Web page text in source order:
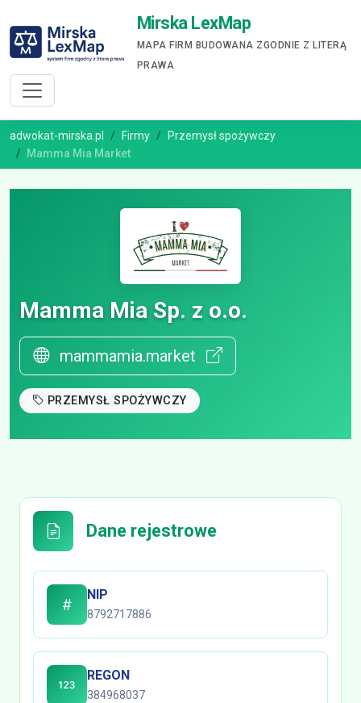
Mirska LexMap
MAPA FIRM BUDOWANA ZGODNIE Z LITERĄ
PRAWA
adwokat-mirska.pl Firmy
Przemysł spożywczy
Mamma Mia Market
Mamma Mia Sp. z o.o.
mammamia.market
PRZEMYSŁ SPOŻYWCZY
Dane rejestrowe
NIP
8792717886
REGON
384968037